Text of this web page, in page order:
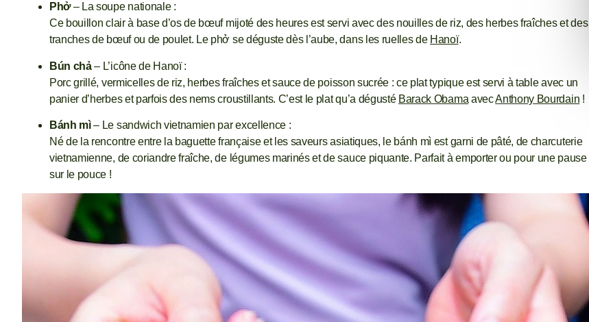
Phở– La soupe nationale :
Ce bouillon clair à base d’os de bœuf mijoté des heures est servi avec des nouilles de riz, des herbes fraîches et des
tranches de bœuf ou de poulet. Le phở se déguste dès l’aube, dans les ruelles de Hanoï.
Bún chả– L’icône de Hanoï :
Porc grillé, vermicelles de riz, herbes fraîches et sauce de poisson sucrée : ce plat typique est servi à table avec un
panier d’herbes et parfois des nems croustillants. C’est le plat qu’a dégusté Barack Obama avecAnthony Bourdain !
Bánh mì– Le sandwich vietnamien par excellence :
Né de la rencontre entre la baguette française et les saveurs asiatiques, le bánh mì est garni de pâté, de charcuterie
vietnamienne, de coriandre fraîche, de légumes marinés et de sauce piquante. Parfait à emporter ou pour une pause
sur le pouce !